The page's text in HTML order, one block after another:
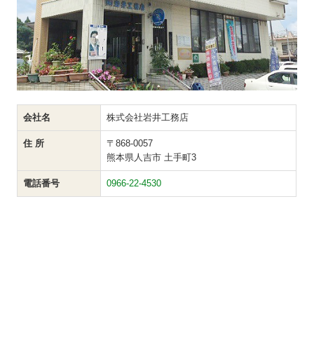
会社名 株式会社岩井工務店
住 所
〒868-0057
熊本県人吉市 土手町3
電話番号 0966-22-4530